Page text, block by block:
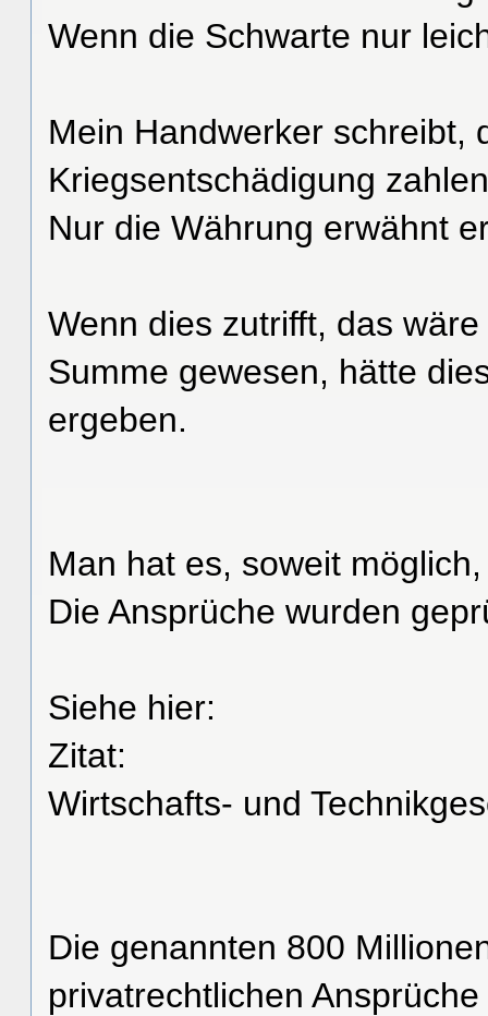
Wenn die Schwarte nur
Mein Handwerker schreibt,
Kriegsentschädigung
Nur die Währung erwähnt
Wenn dies zutrifft, das
Summe gewesen, hätte
ergeben.
Man hat es, soweit
Die Ansprüche wurden
Siehe hier:
Zitat:
Wirtschafts- und
Die genannten 800
privatrechtlichen